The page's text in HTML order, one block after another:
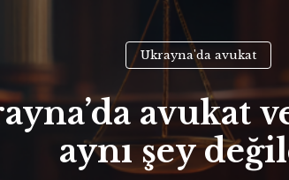
Ukrayna'da avukat
avukat
aynı şey